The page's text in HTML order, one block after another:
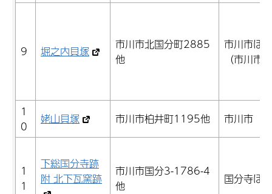
9 堀之内貝塚
市川市北国分町2885
他
市川市ほか
（市川市）
1
0
姥山貝塚 市川市柏井町1195他 市川市
1
1
下総国分寺跡
附 北下瓦窯跡
市川市国分3-1786-4
他
国分寺ほか